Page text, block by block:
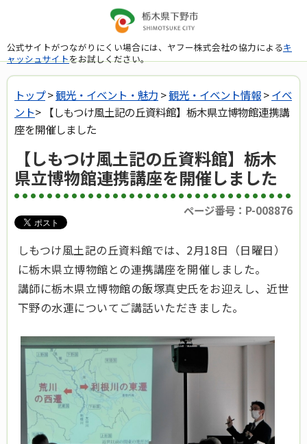
公式サイトがつながりにくい場合には、ヤフー株式会社の協力によるキ
ャッシュサイトをお試しください。
トップ>観光・イベント・魅力 >観光・イベント情報>イベ
ント> 【しもつけ風土記の丘資料館】栃木県立博物館連携講
座を開催しました
【しもつけ風土記の丘資料館】栃木
県立博物館連携講座を開催しました
ページ番号：P-008876
しもつけ風土記の丘資料館では、2月18日（日曜日）
に栃木県立博物館との連携講座を開催しました。
講師に栃木県立博物館の飯塚真史氏をお迎えし、近世
下野の水運についてご講話いただきました。